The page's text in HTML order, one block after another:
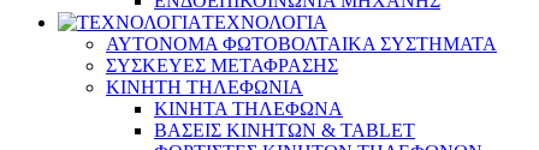
ΤΕΧΝΟΛΟΓΙΑ
ΑΥΤΟΝΟΜΑ ΦΩΤΟΒΟΛΤΑΙΚΑ ΣΥΣΤΗΜΑΤΑ
ΣΥΣΚΕΥΕΣ ΜΕΤΑΦΡΑΣΗΣ
ΚΙΝΗΤΗ ΤΗΛΕΦΩΝΙΑ
ΚΙΝΗΤΑ ΤΗΛΕΦΩΝΑ
ΒΑΣΕΙΣ ΚΙΝΗΤΩΝ & TABLET